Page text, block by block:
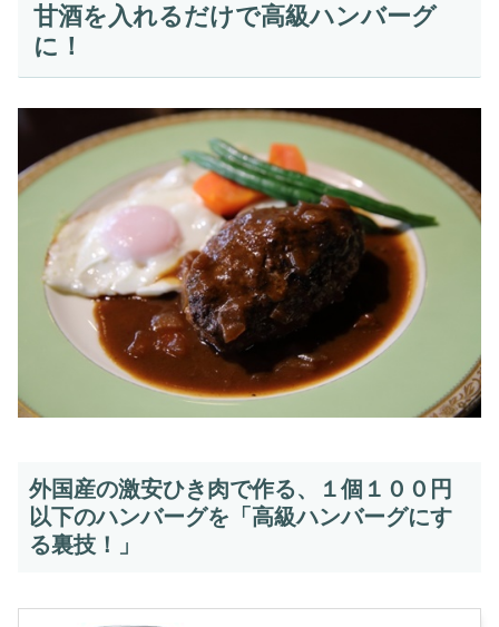
甘酒を入れるだけで高級ハンバーグ
に！
外国産の激安ひき肉で作る、１個１００円
以下のハンバーグを「高級ハンバーグにす
る裏技！」